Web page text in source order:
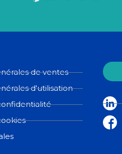
de ventes
d'utilisation